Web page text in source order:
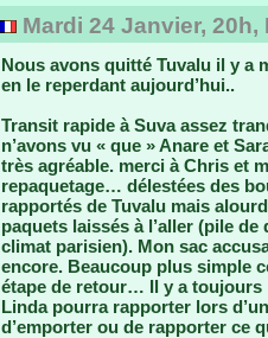
Mardi 24 Janvier,
Nous avons quitté Tuvalu il y a
en le reperdant aujourd’hui..
Transit rapide à Suva assez
n’avons vu « que » Anare et
très agréable. merci à Chris et
repaquetage… délestées des
rapportés de Tuvalu mais
paquets laissés à l’aller (pile
climat parisien). Mon sac
encore. Beaucoup plus simple
étape de retour… Il y a toujours
Linda pourra rapporter lors
d’emporter ou de rapporter ce